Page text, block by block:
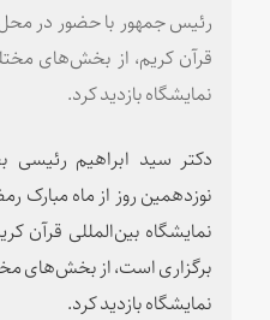
رئیس جمهور با حضور در محل
قرآن کریم، از بخش‌های
نمایشگاه بازدید کرد.
دکتر سید ابراهیم رئیسی
نوزدهمین روز از ماه
نمایشگاه بین‌المللی قرآن
برگزاری است، از بخش‌های
نمایشگاه بازدید کرد.